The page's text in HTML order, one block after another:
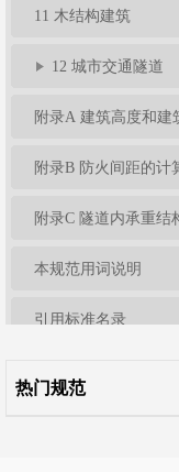
11 木结构建筑
12 城市交通隧道
附录B 防火间距的计
本规范用词说明
引用标准名录
热门规范